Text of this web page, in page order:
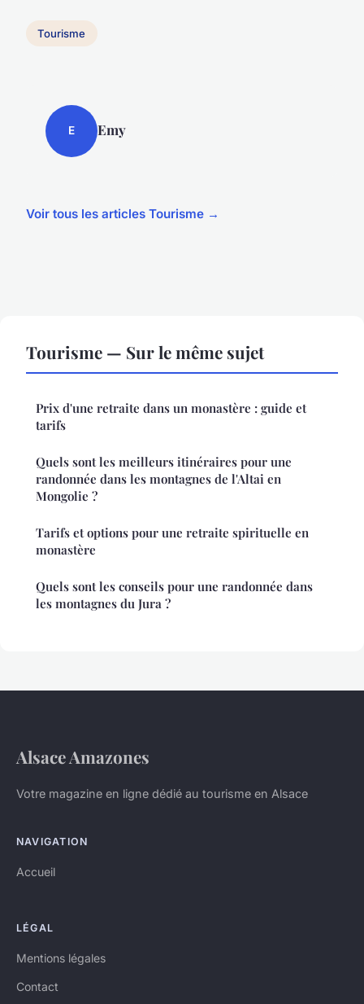
Tourisme
E Emy
Voir tous les articles Tourisme →
Tourisme — Sur le même sujet
Prix d'une retraite dans un monastère : guide et
tarifs
Quels sont les meilleurs itinéraires pour une
randonnée dans les montagnes de l'Altai en
Mongolie ?
Tarifs et options pour une retraite spirituelle en
monastère
Quels sont les conseils pour une randonnée dans
les montagnes du Jura ?
Alsace Amazones
Votre magazine en ligne dédié au tourisme en Alsace
NAVIGATION
Accueil
LÉGAL
Mentions légales
Contact